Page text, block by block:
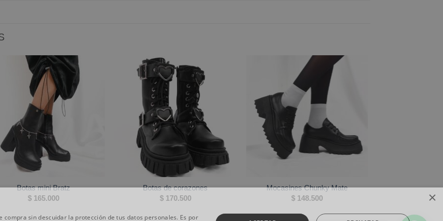
Botas mini Bratz
$ 165.000
Botas de corazones
$170.500
Mocasines Chunky Mate
$148.500 ×
sin descuidar la protección de tus datos personales. Es por